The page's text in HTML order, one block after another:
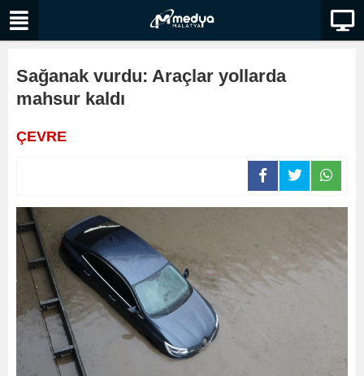
Sağanak vurdu: Araçlar yollarda
mahsur kaldı
ÇEVRE